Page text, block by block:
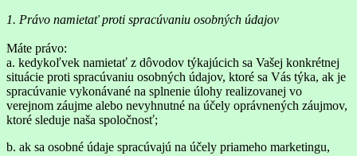
1. Právo namietať proti spracúvaniu osobných údajov
Máte právo:
a. kedykoľvek namietať z dôvodov týkajúcich sa Vašej konkrétnej
situácie proti spracúvaniu osobných údajov, ktoré sa Vás týka, ak je
spracúvanie vykonávané na splnenie úlohy realizovanej vo
verejnom záujme alebo nevyhnutné na účely oprávnených záujmov,
ktoré sleduje naša spoločnosť;
b. ak sa osobné údaje spracúvajú na účely priameho marketingu,